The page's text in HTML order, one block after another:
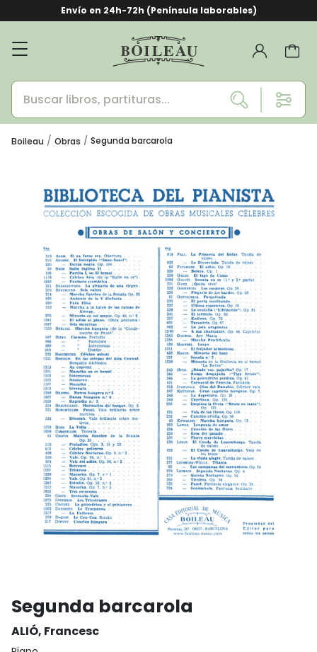
Envío en 24h-72h (Península laborables)
Boileau Obras Segunda barcarola
Segunda barcarola
ALIÓ, Francesc